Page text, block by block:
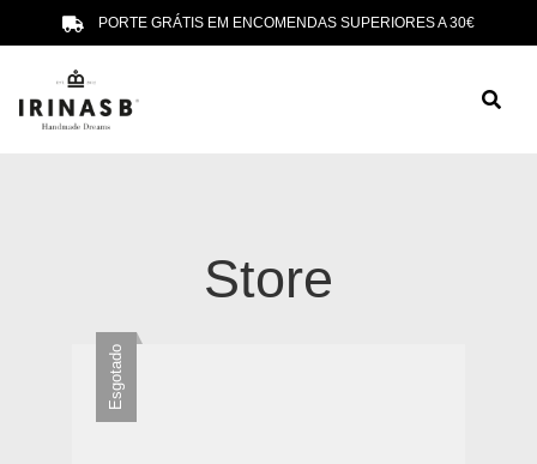
PORTE GRÁTIS EM ENCOMENDAS SUPERIORES A 30€
Store
Esgotado